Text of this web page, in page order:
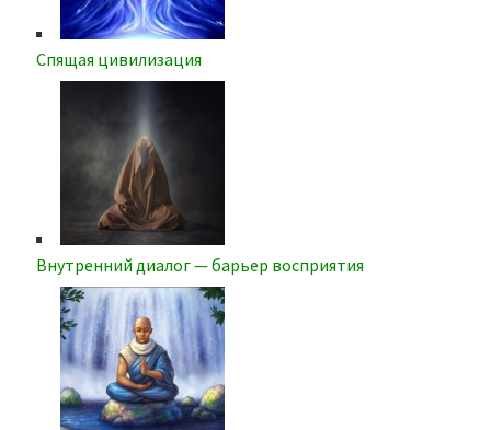
Спящая цивилизация
Внутренний диалог — барьер восприятия